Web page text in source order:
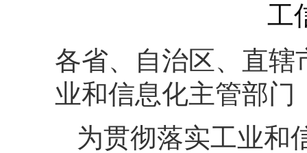
工
各省、自治区、直
业和信息化主管部门
为贯彻落实工业和